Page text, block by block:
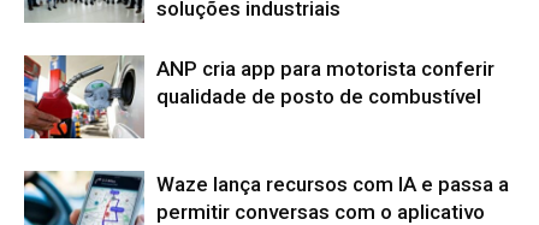
soluções industriais
ANP cria app para motorista conferir
qualidade de posto de combustível
Waze lança recursos com IA e passa a
permitir conversas com o aplicativo